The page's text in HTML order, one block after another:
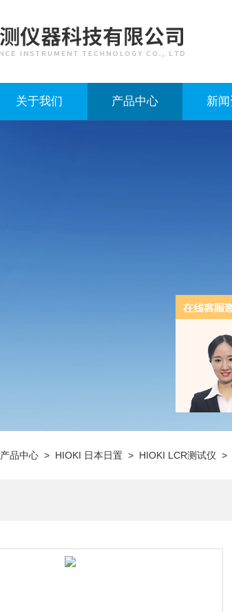
关于我们 产品中心 新
产品中心 > HIOKI 日本日置 > HIOKI LCR测试仪 >